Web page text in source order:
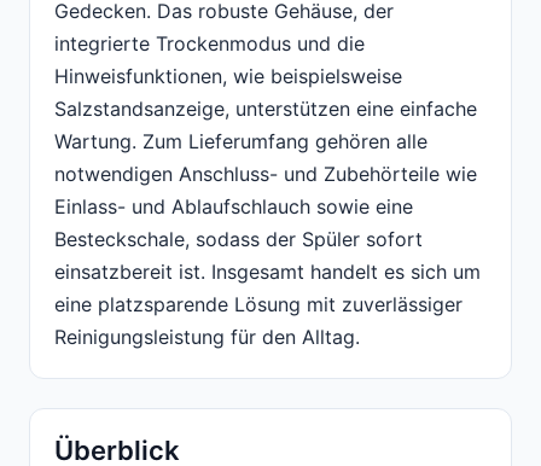
Gedecken. Das robuste Gehäuse, der
integrierte Trockenmodus und die
Hinweisfunktionen, wie beispielsweise
Salzstandsanzeige, unterstützen eine einfache
Wartung. Zum Lieferumfang gehören alle
notwendigen Anschluss- und Zubehörteile wie
Einlass- und Ablaufschlauch sowie eine
Besteckschale, sodass der Spüler sofort
einsatzbereit ist. Insgesamt handelt es sich um
eine platzsparende Lösung mit zuverlässiger
Reinigungsleistung für den Alltag.
Überblick